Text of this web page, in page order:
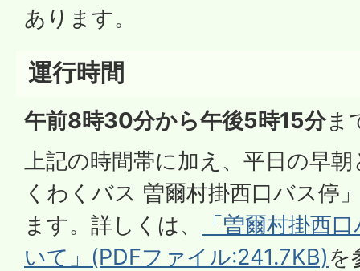
あります。
運行時間
午前8時30分から午後5時15分ま
上記の時間帯に加え、平日の早
くわくバス 曽爾村掛西口バス停
ます。詳しくは、
「曽爾村掛西
いて」(PDFファイル:241.7KB)を